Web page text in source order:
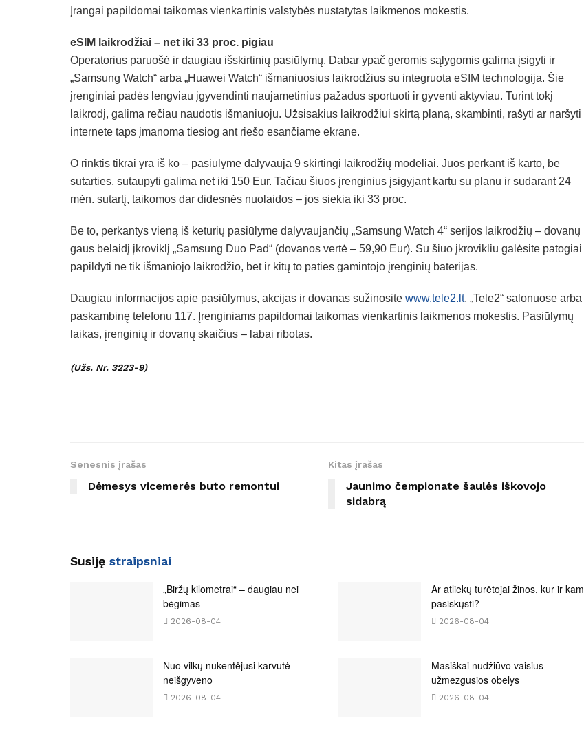
Įrangai papildomai taikomas vienkartinis valstybės nustatytas laikmenos mokestis.
eSIM laikrodžiai – net iki 33 proc. pigiau
Operatorius paruošė ir daugiau išskirtinių pasiūlymų. Dabar ypač geromis sąlygomis galima įsigyti ir
„Samsung Watch“ arba „Huawei Watch“ išmaniuosius laikrodžius su integruota eSIM technologija. Šie
įrenginiai padės lengviau įgyvendinti naujametinius pažadus sportuoti ir gyventi aktyviau. Turint tokį
laikrodį, galima rečiau naudotis išmaniuoju. Užsisakius laikrodžiui skirtą planą, skambinti, rašyti ar naršyti
internete taps įmanoma tiesiog ant riešo esančiame ekrane.
O rinktis tikrai yra iš ko – pasiūlyme dalyvauja 9 skirtingi laikrodžių modeliai. Juos perkant iš karto, be
sutarties, sutaupyti galima net iki 150 Eur. Tačiau šiuos įrenginius įsigyjant kartu su planu ir sudarant 24
mėn. sutartį, taikomos dar didesnės nuolaidos – jos siekia iki 33 proc.
Be to, perkantys vieną iš keturių pasiūlyme dalyvaujančių „Samsung Watch 4“ serijos laikrodžių – dovanų
gaus belaidį įkroviklį „Samsung Duo Pad“ (dovanos vertė – 59,90 Eur). Su šiuo įkrovikliu galėsite patogiai
papildyti ne tik išmaniojo laikrodžio, bet ir kitų to paties gamintojo įrenginių baterijas.
Daugiau informacijos apie pasiūlymus, akcijas ir dovanas sužinosite www.tele2.lt, „Tele2“ salonuose arba
paskambinę telefonu 117. Įrenginiams papildomai taikomas vienkartinis laikmenos mokestis. Pasiūlymų
laikas, įrenginių ir dovanų skaičius – labai ribotas.
(Užs. Nr. 3223-9)
Senesnis įrašas
Dėmesys vicemerės buto remontui
Kitas įrašas
Jaunimo čempionate šaulės iškovojo
sidabrą
Susiję straipsniai
„Biržų kilometrai“ – daugiau nei
bėgimas
2026-08-04
Ar atliekų turėtojai žinos, kur ir kam
pasiskųsti?
2026-08-04
Nuo vilkų nukentėjusi karvutė
neišgyveno
2026-08-04
Masiškai nudžiūvo vaisius
užmezgusios obelys
2026-08-04